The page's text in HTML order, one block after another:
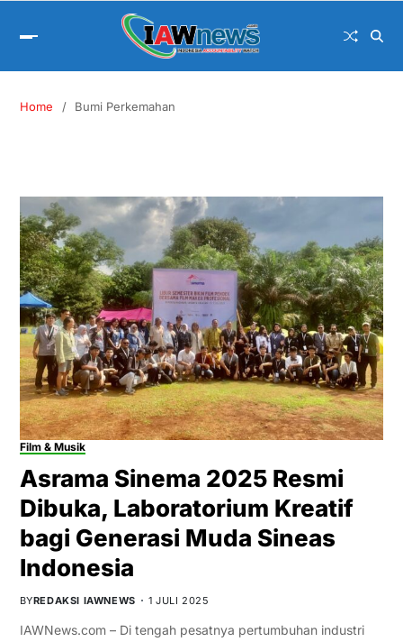
Home Bumi Perkemahan
Film & Musik
Asrama Sinema 2025 Resmi
Dibuka, Laboratorium Kreatif
bagi Generasi Muda Sineas
Indonesia
BYREDAKSI IAWNEWS 1 JULI 2025
IAWNews.com – Di tengah pesatnya pertumbuhan industri